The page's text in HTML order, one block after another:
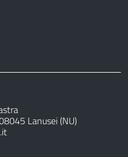
Lanusei (NU)